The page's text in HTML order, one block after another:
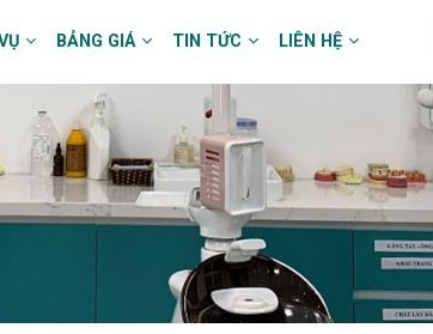
BẢNG GIÁ TIN TỨC LIÊN HỆ